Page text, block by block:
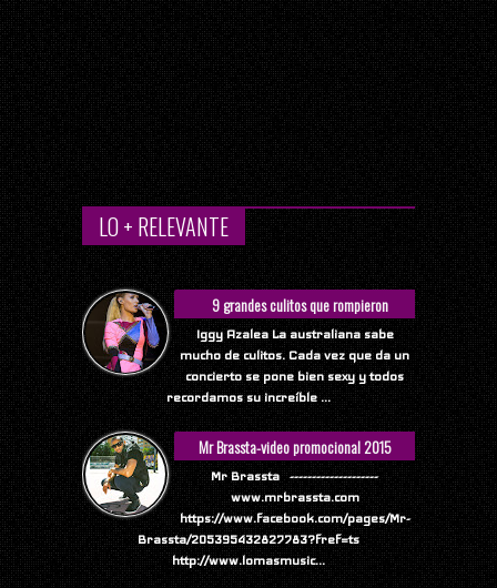
LO + RELEVANTE
9 grandes culitos que rompieron
Internet
Iggy Azalea La australiana sabe
mucho de culitos. Cada vez que da un
concierto se pone bien sexy y todos
recordamos su increíble ...
Mr Brassta-video promocional 2015
Mr Brassta --------------------
www.mrbrassta.com
https://www.facebook.com/pages/Mr-
Brassta/205395432827783?fref=ts
http://www.lomasmusic...